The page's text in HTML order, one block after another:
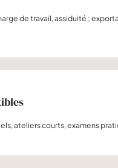
de travail, assiduité ;
ateliers courts, examens